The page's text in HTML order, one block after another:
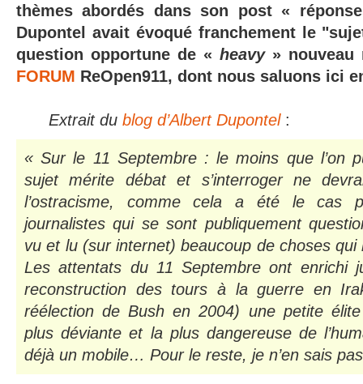
thèmes abordés dans son post «
Dupontel avait évoqué franchement le
question opportune de « heavy » nouveau
FORUM ReOpen911, dont nous saluons ici
Extrait du blog d’Albert Dupontel:
« Sur le 11 Septembre : le moins que l’on
sujet mérite débat et s’interroger ne
l’ostracisme, comme cela a été le cas
journalistes qui se sont publiquement
vu et lu (sur internet) beaucoup de choses
Les attentats du 11 Septembre ont enrichi
reconstruction des tours à la guerre en
réélection de Bush en 2004) une petite
plus déviante et la plus dangereuse de
déjà un mobile… Pour le reste, je n’en sais